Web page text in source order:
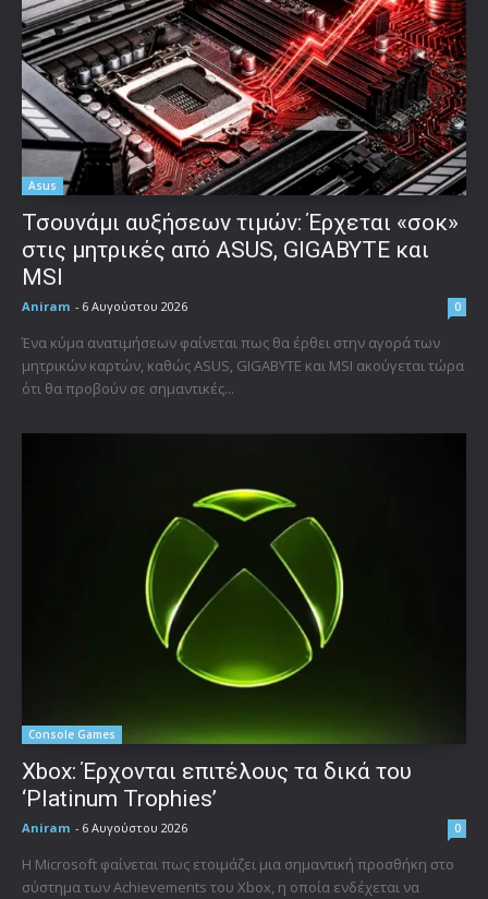
Asus
Τσουνάμι αυξήσεων τιμών: Έρχεται «σοκ»
στις μητρικές από ASUS, GIGABYTE και
MSI
Aniram - 6 Αυγούστου 2026 0
Ένα κύμα ανατιμήσεων φαίνεται πως θα έρθει στην αγορά των
μητρικών καρτών, καθώς ASUS, GIGABYTE και MSI ακούγεται τώρα
ότι θα προβούν σε σημαντικές...
Console Games
Xbox: Έρχονται επιτέλους τα δικά του
‘Platinum Trophies’
Aniram - 6 Αυγούστου 2026 0
Η Microsoft φαίνεται πως ετοιμάζει μια σημαντική προσθήκη στο
σύστημα των Achievements του Xbox, η οποία ενδέχεται να